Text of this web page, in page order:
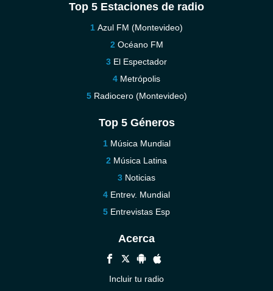
Top 5 Estaciones de radio
Azul FM (Montevideo)
Océano FM
El Espectador
Metrópolis
Radiocero (Montevideo)
Top 5 Géneros
Música Mundial
Música Latina
Noticias
Entrev. Mundial
Entrevistas Esp
Acerca
Incluir tu radio